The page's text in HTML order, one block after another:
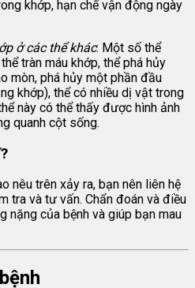
khớp, hạn chế vận động ngày
ở các thể khác: Một số thể
tràn máu khớp, thể phá hủy
mòn, phá hủy một phần đầu
khớp), thể có nhiều dị vật trong
này có thể thấy được hình ảnh
quanh cột sống.
nêu trên xảy ra, bạn nên liên hệ
tra và tư vấn. Chẩn đoán và điều
nặng của bệnh và giúp bạn mau